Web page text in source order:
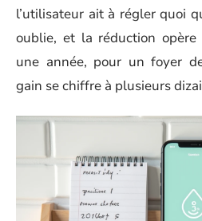
l’utilisateur ait à régler quoi
oublie, et la réduction opère
une année, pour un foyer
gain se chiffre à plusieurs